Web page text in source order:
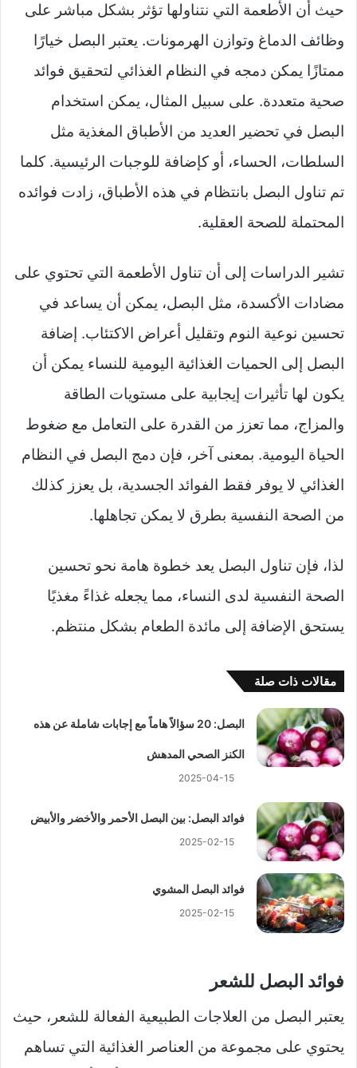
حيث أن الأطعمة التي نتناولها تؤثر بشكل مباشر على
وظائف الدماغ وتوازن الهرمونات. يعتبر البصل خيارًا
ممتازًا يمكن دمجه في النظام الغذائي لتحقيق فوائد
صحية متعددة. على سبيل المثال، يمكن استخدام
البصل في تحضير العديد من الأطباق المغذية مثل
السلطات، الحساء، أو كإضافة للوجبات الرئيسية. كلما
تم تناول البصل بانتظام في هذه الأطباق، زادت فوائده
المحتملة للصحة العقلية.
تشير الدراسات إلى أن تناول الأطعمة التي تحتوي على
مضادات الأكسدة، مثل البصل، يمكن أن يساعد في
تحسين نوعية النوم وتقليل أعراض الاكتئاب. إضافة
البصل إلى الحميات الغذائية اليومية للنساء يمكن أن
يكون لها تأثيرات إيجابية على مستويات الطاقة
والمزاج، مما تعزز من القدرة على التعامل مع ضغوط
الحياة اليومية. بمعنى آخر، فإن دمج البصل في النظام
الغذائي لا يوفر فقط الفوائد الجسدية، بل يعزز كذلك
من الصحة النفسية بطرق لا يمكن تجاهلها.
لذا، فإن تناول البصل يعد خطوة هامة نحو تحسين
الصحة النفسية لدى النساء، مما يجعله غذاءً مغذيًا
يستحق الإضافة إلى مائدة الطعام بشكل منتظم.
مقالات ذات صلة
البصل: 20 سؤالاً هاماً مع إجابات شاملة عن هذه
الكنز الصحي المدهش
2025-04-15
فوائد البصل: بين البصل الأحمر والأخضر والأبيض
2025-02-15
فوائد البصل المشوي
2025-02-15
فوائد البصل للشعر
يعتبر البصل من العلاجات الطبيعية الفعالة للشعر، حيث
يحتوي على مجموعة من العناصر الغذائية التي تساهم